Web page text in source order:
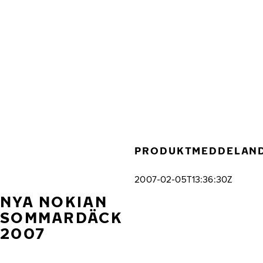
2007-02-05T13:36:30Z
NYA NOKIAN
SOMMARDÄCK
2007